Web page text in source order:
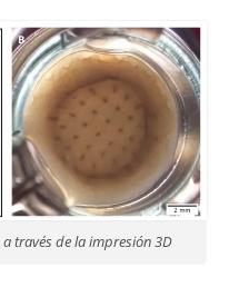
través de la impresión 3D